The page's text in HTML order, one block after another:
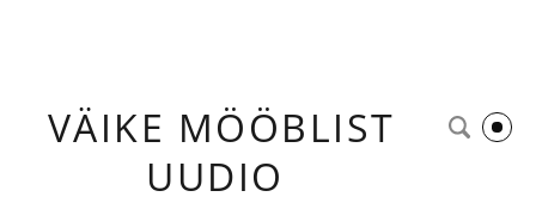
VÄIKE MÖÖBLIST
UUDIO